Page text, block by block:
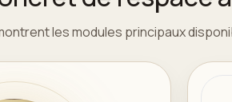
les modules principaux